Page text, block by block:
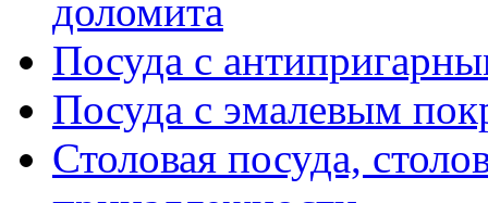
доломита
Посуда с
Посуда с эмалевым
Столовая посуда,